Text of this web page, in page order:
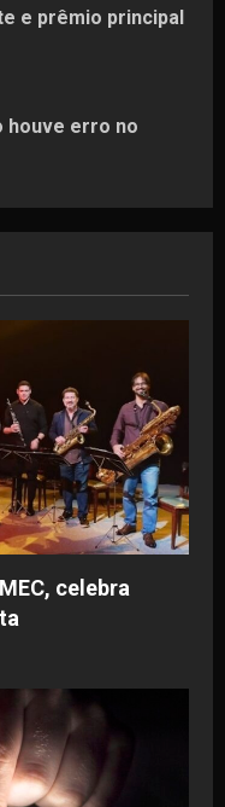
e prêmio principal
houve erro no
celebra